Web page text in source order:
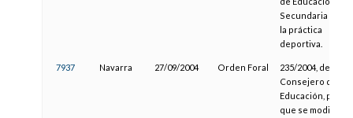
Secundaria con
la práctica
deportiva.
7937 Navarra 27/09/2004 Orden Foral
235/2004, del
Consejero de
Educación, por la
que se modifica